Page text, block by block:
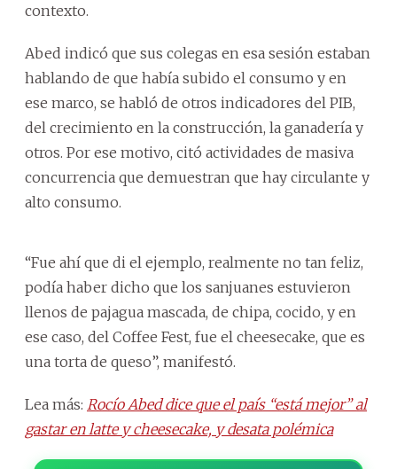
contexto.
Abed indicó que sus colegas en esa sesión estaban
hablando de que había subido el consumo y en
ese marco, se habló de otros indicadores del PIB,
del crecimiento en la construcción, la ganadería y
otros. Por ese motivo, citó actividades de masiva
concurrencia que demuestran que hay circulante y
alto consumo.
“Fue ahí que di el ejemplo, realmente no tan feliz,
podía haber dicho que los sanjuanes estuvieron
llenos de pajagua mascada, de chipa, cocido, y en
ese caso, del Coffee Fest, fue el cheesecake, que es
una torta de queso”, manifestó.
Lea más: Rocío Abed dice que el país “está mejor” al
gastar en latte y cheesecake, y desata polémica